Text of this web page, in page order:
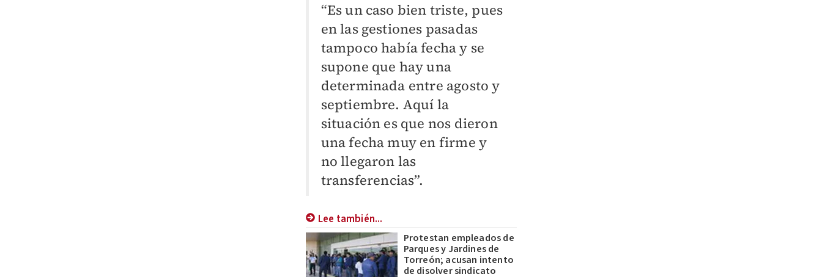
“Es un caso bien triste, pues
en las gestiones pasadas
tampoco había fecha y se
supone que hay una
determinada entre agosto y
septiembre. Aquí la
situación es que nos dieron
una fecha muy en firme y
no llegaron las
transferencias”.
Lee también...
Protestan empleados de
Parques y Jardines de
Torreón; acusan intento
de disolver sindicato